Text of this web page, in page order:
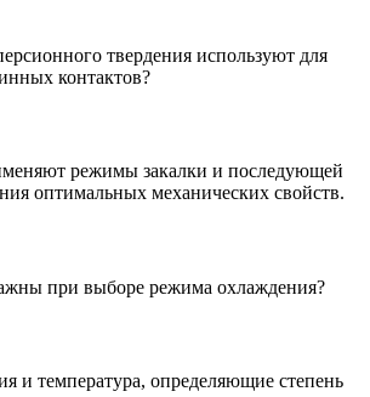
твердения используют для
контактов?
режимы закалки и последующей
оптимальных механических свойств.
при выборе режима охлаждения?
и температура, определяющие степень